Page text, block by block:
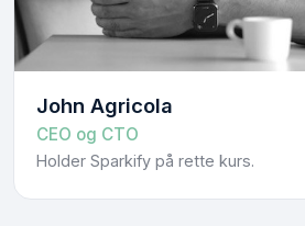
John Agricola
CEO og CTO
Holder Sparkify på rette kurs.